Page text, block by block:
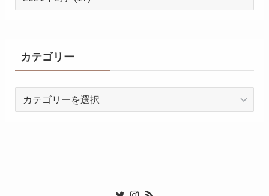
カテゴリー